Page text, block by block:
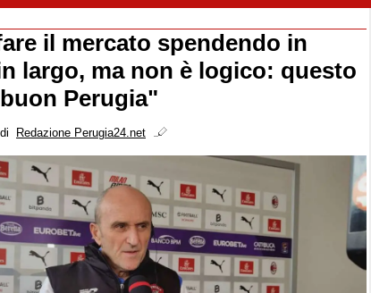
il mercato spendendo in
largo, ma non è logico: questo
Perugia"
di Redazione Perugia24.net